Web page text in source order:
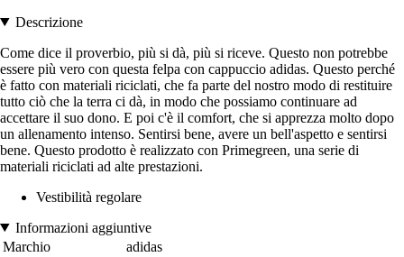
Descrizione
Come dice il proverbio, più si dà, più si riceve. Questo non potrebbe
essere più vero con questa felpa con cappuccio adidas. Questo perché
è fatto con materiali riciclati, che fa parte del nostro modo di restituire
tutto ciò che la terra ci dà, in modo che possiamo continuare ad
accettare il suo dono. E poi c'è il comfort, che si apprezza molto dopo
un allenamento intenso. Sentirsi bene, avere un bell'aspetto e sentirsi
bene. Questo prodotto è realizzato con Primegreen, una serie di
materiali riciclati ad alte prestazioni.
Vestibilità regolare
Informazioni aggiuntive
Marchio
adidas